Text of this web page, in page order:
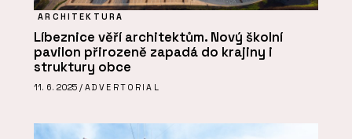
ARCHITEKTURA
Líbeznice věří architektům. Nový školní
pavilon přirozeně zapadá do krajiny i
struktury obce
11. 6. 2025 / ADVERTORIAL